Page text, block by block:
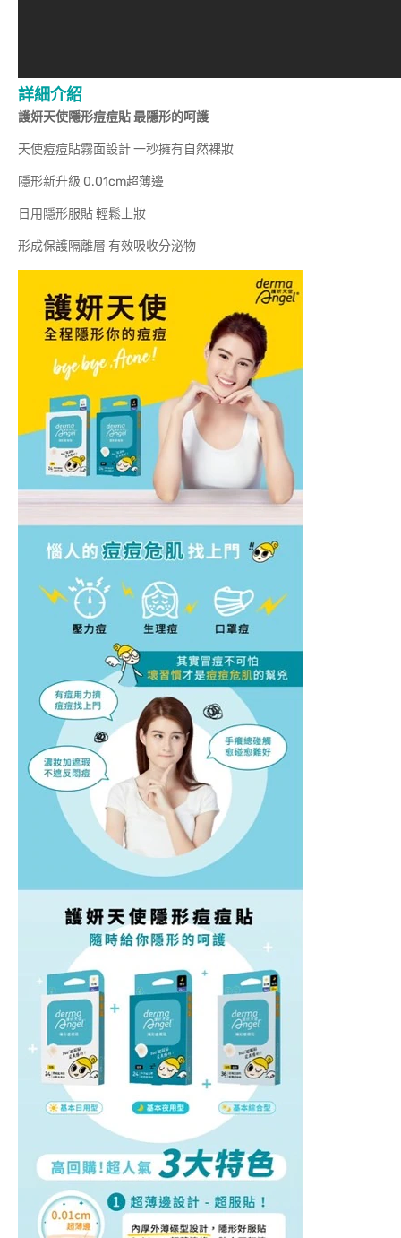
詳細介紹
護妍天使隱形痘痘貼 最隱形的呵護
天使痘痘貼霧面設計 一秒擁有自然裸妝
隱形新升級 0.01cm超薄邊
日用隱形服貼 輕鬆上妝
形成保護隔離層 有效吸收分泌物